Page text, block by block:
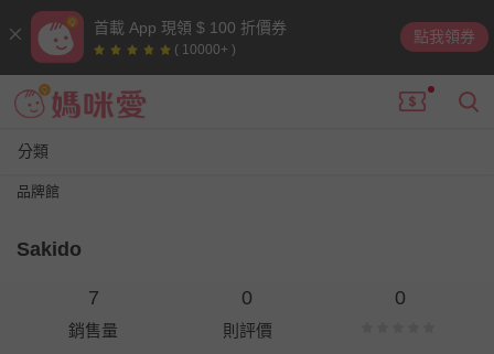
首載 App 現領 $ 100 折價券
( 10000+ )
點我領券
分類
品牌館
Sakido
7
銷售量
0
則評價
0